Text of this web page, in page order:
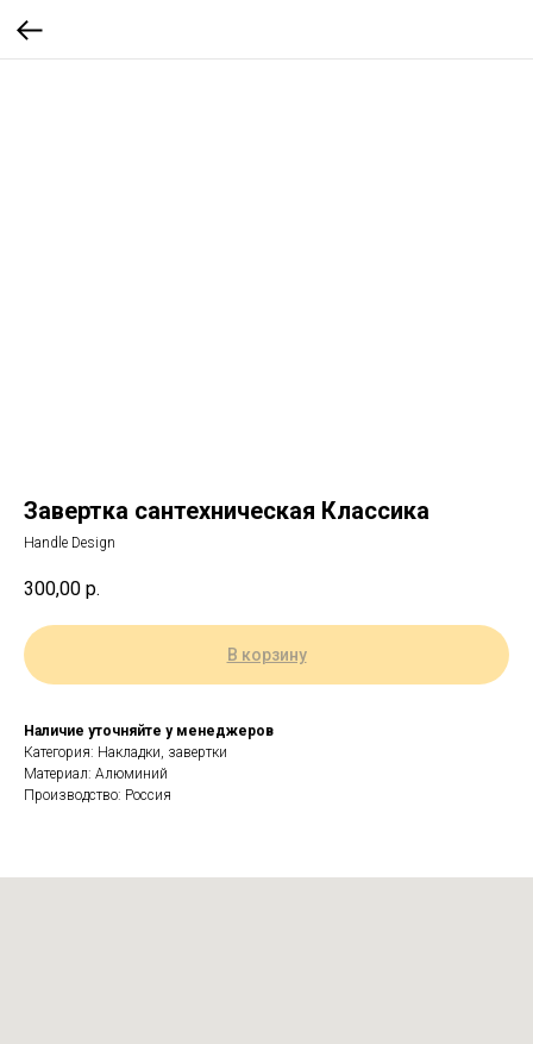
Завертка сантехническая Классика
Handle Design
300,00 р.
В корзину
Наличие уточняйте у менеджеров
Категория: Накладки, завертки
Материал: Алюминий
Производство: Россия